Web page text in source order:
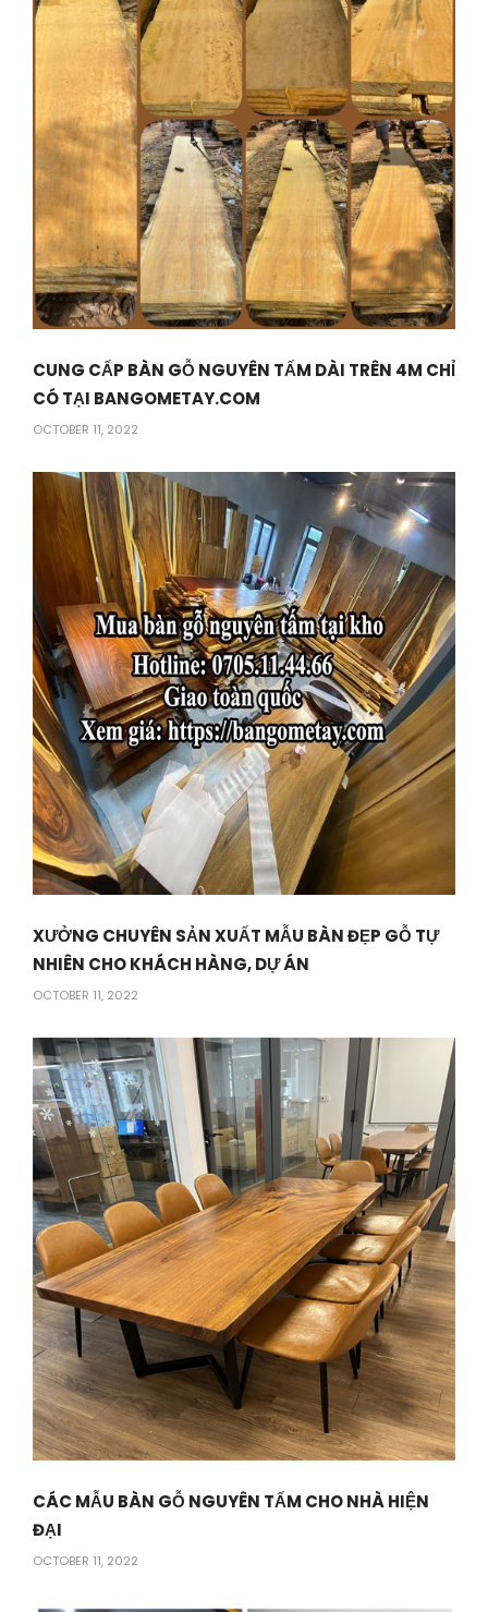
CUNG CẤP BÀN GỖ NGUYÊN TẤM DÀI TRÊN 4M CHỈ
CÓ TẠI BANGOMETAY.COM
OCTOBER 11, 2022
XƯỞNG CHUYÊN SẢN XUẤT MẪU BÀN ĐẸP GỖ TỰ
NHIÊN CHO KHÁCH HÀNG, DỰ ÁN
OCTOBER 11, 2022
CÁC MẪU BÀN GỖ NGUYÊN TẤM CHO NHÀ HIỆN
ĐẠI
OCTOBER 11, 2022